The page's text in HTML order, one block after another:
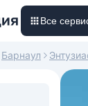
Все
Барнаул